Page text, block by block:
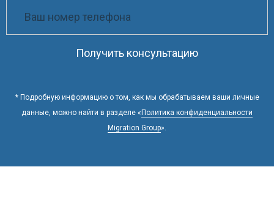
Получить консультацию
* Подробную информацию о том, как мы обрабатываем ваши личные
данные, можно найти в разделе « Политика конфиденциальности
Migration Group».